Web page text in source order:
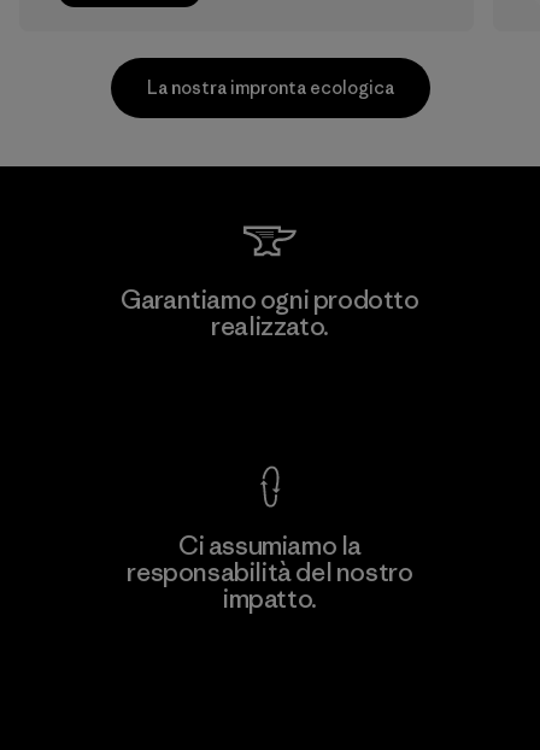
Scopri di più
MAS Arya 2
La nostra impronta ecologica
Garantiamo ogni prodotto
realizzato.
Ci assumiamo la
responsabilità del nostro
impatto.